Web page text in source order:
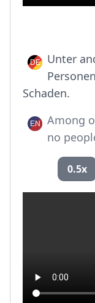
Unter
Schaden.
Among
no
0.5x